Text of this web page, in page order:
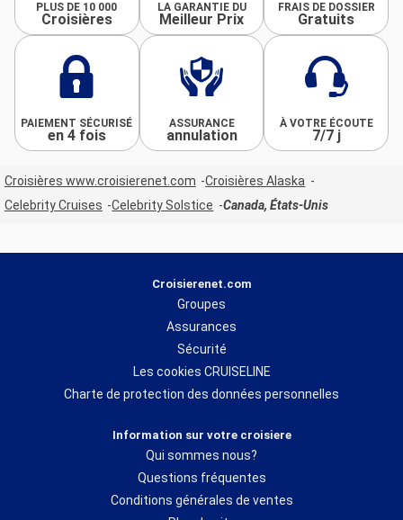
PLUS DE 10 000
Croisières
LA GARANTIE DU
Meilleur Prix
FRAIS DE DOSSIER
Gratuits
PAIEMENT SÉCURISÉ
en 4 fois
ASSURANCE
annulation
À VOTRE ÉCOUTE
7/7 j
Croisières www.croisierenet.com
Croisières Alaska
Celebrity Cruises
Celebrity Solstice Canada, États-Unis
Croisierenet.com
Groupes
Assurances
Sécurité
Les cookies CRUISELINE
Charte de protection des données personnelles
Information sur votre croisiere
Qui sommes nous?
Questions fréquentes
Conditions générales de ventes